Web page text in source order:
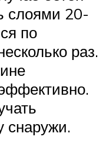
слоями 20-
по
раз.
снаружи.